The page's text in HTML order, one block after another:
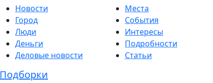
Новости
Город
Люди
Деньги
Деловые новости
Места
События
Интересы
Подробности
Статьи
Подборки